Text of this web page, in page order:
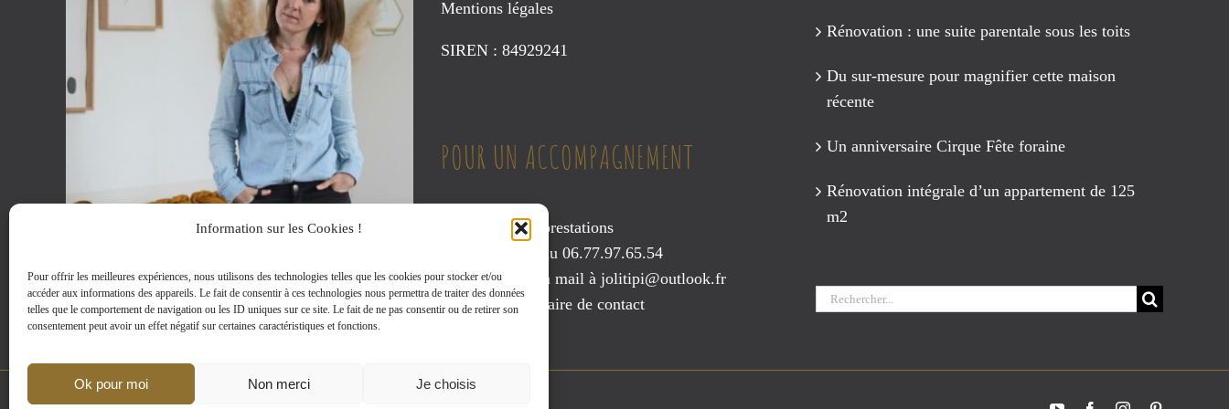
Information sur les Cookies !
Pour offrir les meilleures expériences, nous utilisons des technologies telles que les cookies pour stocker et/ou
accéder aux informations des appareils. Le fait de consentir à ces technologies nous permettra de traiter des données
telles que le comportement de navigation ou les ID uniques sur ce site. Le fait de ne pas consentir ou de retirer son
consentement peut avoir un effet négatif sur certaines caractéristiques et fonctions.
Ok pour moi Non merci Je choisis
Mentions légales
SIREN : 84929241
POUR UN ACCOMPAGNEMENT
Consultez mes prestations
Contactez-moi au 06.77.97.65.54
Envoyez-moi un mail à jolitipi@outlook.fr
ou via leformulaire de contact
Rénovation : une suite parentale sous les toits
Du sur-mesure pour magnifier cette maison
récente
Un anniversaire Cirque Fête foraine
Rénovation intégrale d’un appartement de 125
m2
Rechercher:
MENTIONS LEGALES|